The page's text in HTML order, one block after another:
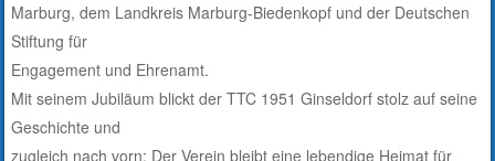
Marburg, dem Landkreis Marburg-Biedenkopf und der Deutschen
Stiftung für
Engagement und Ehrenamt.
Mit seinem Jubiläum blickt der TTC 1951 Ginseldorf stolz auf seine
Geschichte und
zugleich nach vorn: Der Verein bleibt eine lebendige Heimat für